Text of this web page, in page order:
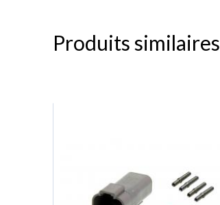
Produits similaires